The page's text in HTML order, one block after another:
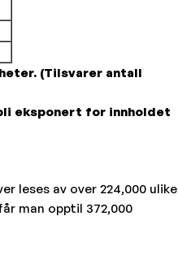
(Tilsvarer antall
eksponert for innholdet
leses av over 224,000 ulike
man opptil 372,000